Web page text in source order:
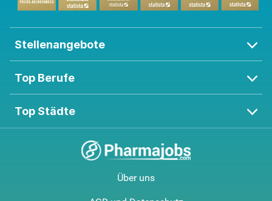
Stellenangebote
Top Berufe
Top Städte
Über uns